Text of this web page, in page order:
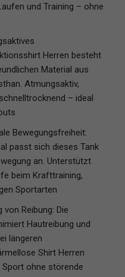
und Training – ohne
Herren besteht
Material aus
Atmungsaktiv,
– ideal
Bewegungsfreiheit:
passt sich dieses Tank
an. Unterstützt
beim Krafttraining,
Sportarten
Reibung: Die
Hautreibung und
längeren
Shirt Herren
ohne störende